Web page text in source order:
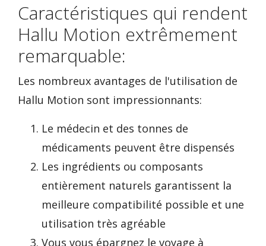
Caractéristiques qui rendent
Hallu Motion extrêmement
remarquable:
Les nombreux avantages de l'utilisation de
Hallu Motion sont impressionnants:
Le médecin et des tonnes de
médicaments peuvent être dispensés
Les ingrédients ou composants
entièrement naturels garantissent la
meilleure compatibilité possible et une
utilisation très agréable
Vous vous épargnez le voyage à